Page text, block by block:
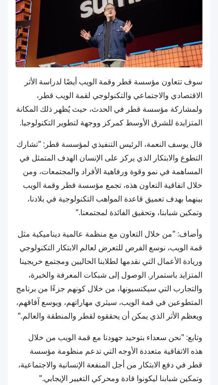
سوف تتعاون مؤسسة قطر وقمة الويب أيضًا لدراسة الأثر
الاقتصادي والاجتماعي والتكنولوجي لقمة الويب قطر،
ولمشاركة مؤسسة قطر في الحدث، حيث يُظهر ذلك المكانة
المتزايدة للشرق الأوسط كمركز ووجهة لتطوير التكنولوجيا.
قال يوسف النعمة، الرئيس التنفيذي لمؤسسة قطر: "تشارك
التطوع والابتكار الذي يركز على الإنسان الهدف المتمثل في
المساهمة في نمو وقوة ورفاهية الأفراد والمجتمعات، ومن
خلال اتفاقية التعاون هذه، تجمع مؤسسة قطر وقمة الويب
بينهما بهدف تعميق قاعدة المواهب التكنولوجية في بلادنا،
وتمكين شبابنا، وتحقيق الفائدة لمجتمعنا."
وأضاف: "من خلال التعاون مع منظمة عالمية ديناميكية مثل
قمة الويب، نوسع الفرص للتعرض لعالم الابتكار التكنولوجي
وريادة الأعمال التي نقدمها لطلابنا الحاليين ومجتمع خريجينا
المتزايد باستمرار. الوصول إلى شبكات المعرفة والخبرة،
والتجارب التي سيكتسبونها، من خلال كونهم جزءًا من برنامج
المتطوعين في قمة الويب، سيثري مهاراتهم، ويوسع آفاقهم،
ويعظم الأثر الذي يمكن أن يحققوه لقطر والمنطقة والعالم."
وتابع: "نحن سعداء بتوحيد جهودنا مع قمة الويب من خلال
هذه الاتفاقية متعددة الأوجه التي تدعم منظومة مؤسسة
قطر في دفع الابتكار من أجل المنفعة الإنسانية والاجتماعية،
وتمكين شبابنا ليكونوا قادة ومحركي التغيير الإيجابي."